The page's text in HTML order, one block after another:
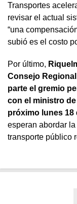
Transportes
revisar el actual
“una
subió es el costo
Por último,
Consejo
parte el gremio
con el ministro
próximo lunes 18
esperan abordar
transporte público